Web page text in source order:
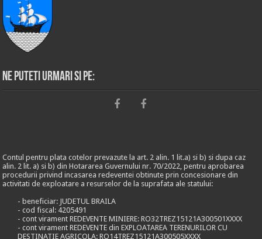
Ne puteti urmari si pe:
Contul pentru plata cotelor prevazute la art. 2 alin. 1 lit.a) si b) si dupa caz
alin. 2 lit. a) si b) din Hotararea Guvernului nr. 70/2022, pentru aprobarea
procedurii privind incasarea redeventei obtinute prin concesionare din
activitati de exploatare a resurselor de la suprafata ale statului:
- beneficiar: JUDETUL BRAILA
- cod fiscal: 4205491
- cont virament REDEVENTE MINIERE: RO32TREZ15121A300501XXXX
- cont virament REDEVENTE din EXPLOATAREA TERENURILOR CU
DESTINATIE AGRICOLA: RO14TREZ15121A300505XXXX